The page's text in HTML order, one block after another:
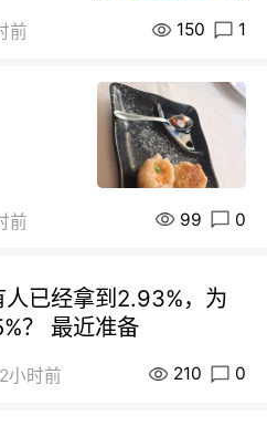
前 150 1
前 99 0
已经拿到2.93%，为
？ 最近准备
2小时前 210 0